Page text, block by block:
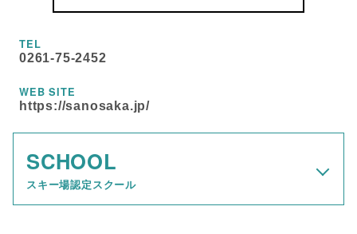
TEL
0261-75-2452
WEB SITE
https://sanosaka.jp/
SCHOOL
スキー場認定スクール